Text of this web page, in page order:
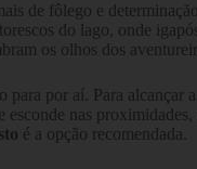
de fôlego e
do lago, onde
os olhos dos
para por aí. Para alcançar
esconde nas proximidades,
é a opção recomendada.